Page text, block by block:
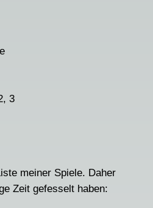
3
meiner Spiele. Daher
Zeit gefesselt haben: